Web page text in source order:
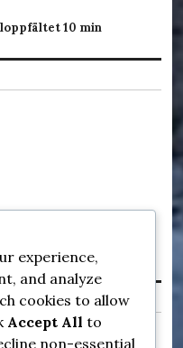
10 min
experience,
and analyze
cookies to allow
Accept All to
non-essential